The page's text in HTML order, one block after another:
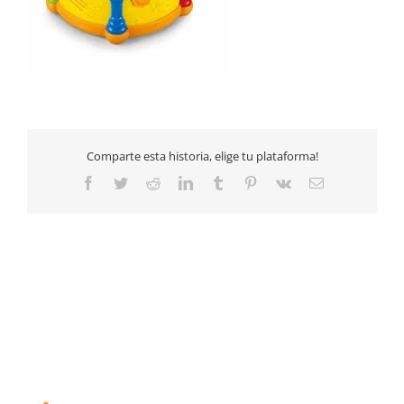
Comparte esta historia, elige tu plataforma!
Facebook
TwitterRedditLinkedInTumblr Pinterest
Vk Email